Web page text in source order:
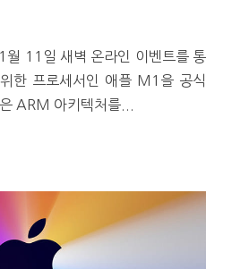
월 11일 새벽 온라인 이벤트를 통
한 프로세서인 애플 M1을 공식
ARM 아키텍처를...